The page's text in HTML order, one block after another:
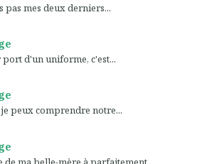
mes deux derniers...
d'un uniforme, c'est...
peux comprendre notre...